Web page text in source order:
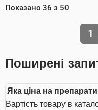
Показано 36 з 50
1
Поширені
Яка ціна на препарати
Вартість товару в